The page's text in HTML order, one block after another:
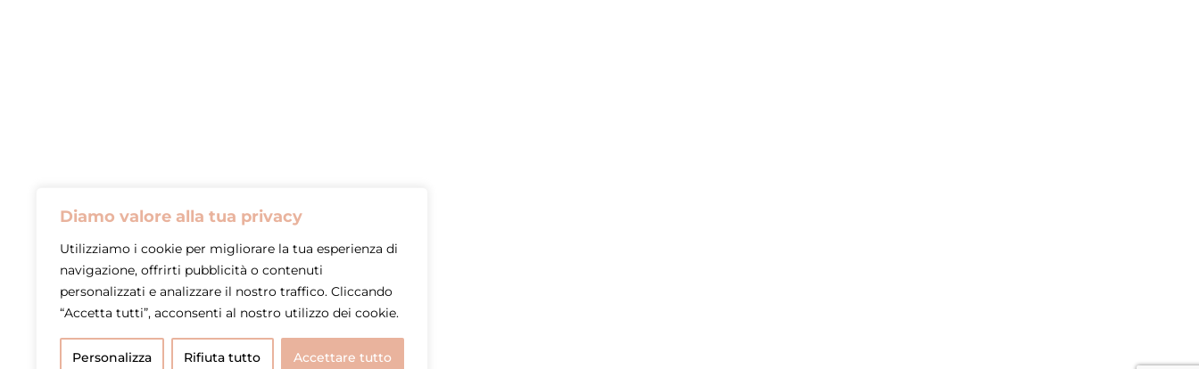
Diamo valore alla tua privacy
Utilizziamo i cookie per migliorare la tua esperienza di
navigazione, offrirti pubblicità o contenuti
personalizzati e analizzare il nostro traffico. Cliccando
“Accetta tutti”, acconsenti al nostro utilizzo dei cookie.
Personalizza Rifiuta tutto Accettare tutto